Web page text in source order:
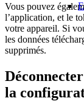
Vous pouvez
l’application, et le
votre appareil. Si
les données
supprimés.
la